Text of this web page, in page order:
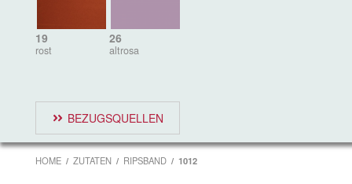
19
rost
26
altrosa
BEZUGSQUELLEN
HOME ZUTATEN RIPSBAND 1012